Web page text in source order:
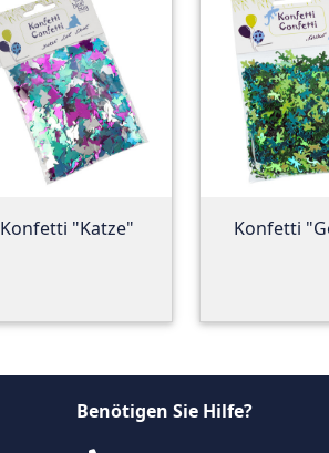
Konfetti "Katze" Konfetti
Benötigen Sie Hilfe?